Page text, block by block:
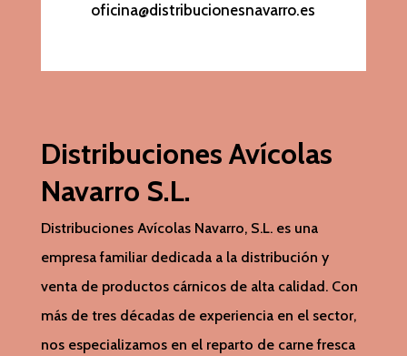
oficina@distribucionesnavarro.es
Distribuciones Avícolas
Navarro S.L.
Distribuciones Avícolas Navarro, S.L. es una
empresa familiar dedicada a la distribución y
venta de productos cárnicos de alta calidad. Con
más de tres décadas de experiencia en el sector,
nos especializamos en el reparto de carne fresca